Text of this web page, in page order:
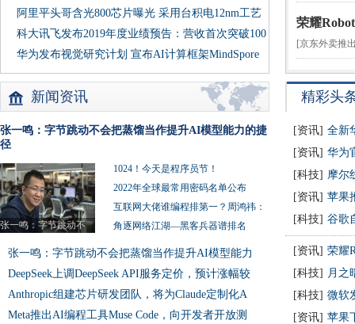
阿里平头哥含光800芯片曝光 采用台积电12nm工艺
制造
科大讯飞发布2019年度业绩预告：营收首次突破100
亿华为发布视觉研究计划 宣布AI计算框架MindSpore
开源
荣耀
[京东外卖推
新闻资讯
张一鸣：字节跳动不会把蒸馏当作提升AI模型能力的捷
径
张一鸣：字节跳动不
1024！今天是程序员节！
2022年全球最常用密码名单公布
互联网大佬谁编程排第一？周鸿祎：
我角逐网络江湖―黑客兵器谱排名
张一鸣：字节跳动不会把蒸馏当作提升AI模型能力
DeepSeek上调DeepSeek API服务定价，预计涨幅较
Anthropic组建芯片研发团队，将为Claude定制化A
Meta推出AI编程工具Muse Code，向开发者开放测
精彩头
[资讯] 全新
正式
[资讯] 华为
大师
[科技] 摩尔
[资讯] 苹果
[科技] 谷歌
[资讯] 荣耀
[科技] 月之
万亿
[科技] 微软
1-Fla
[资讯] 苹果